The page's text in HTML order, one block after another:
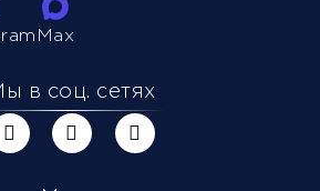
Max
в соц. сетях